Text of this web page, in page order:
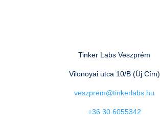
Tinker Labs Veszprém
Vilonoyai utca 10/B (Új Cím)
veszprem@tinkerlabs.hu
+36 30 6055342